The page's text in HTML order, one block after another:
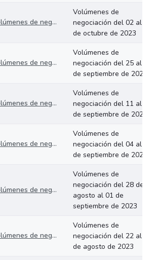
Volúmenes de negociación del 02 al 06 de octubre de 2023
Volúmenes de
negociación del 02 al 06
de octubre de 2023
Volúmenes de negociación del 25 al 29 de septiembre de 2023
Volúmenes de
negociación del 25 al 29
de septiembre de 2023
Volúmenes de negociación del 11 al 15 de septiembre de 2023
Volúmenes de
negociación del 11 al 15
de septiembre de 2023
Volúmenes de negociación del 04 al 08 de septiembre de 2023
Volúmenes de
negociación del 04 al 08
de septiembre de 2023
Volúmenes de negociación del 28 de agosto al 01 de septiembre de 2023
Volúmenes de
negociación del 28 de
agosto al 01 de
septiembre de 2023
Volúmenes de negociación del 22 al 25 de agosto de 2023
Volúmenes de
negociación del 22 al 25
de agosto de 2023